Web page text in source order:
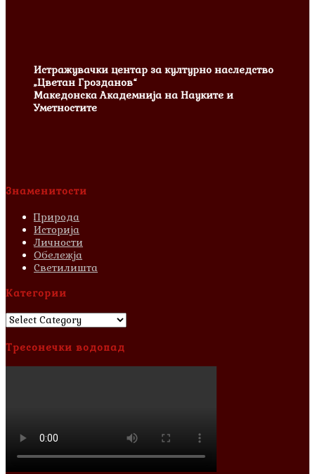
Истражувачки центар за културно наследство
„Цветан Грозданов“
Македонска Академнија на Науките и
Уметностите
Знаменитости
Природа
Историја
Личности
Обележја
Светилишта
Категории
Категории
Тресонечки водопад